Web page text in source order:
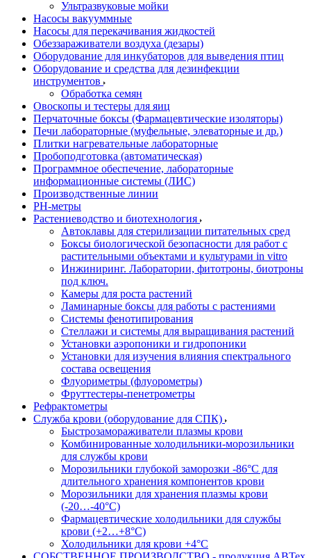
Ультразвуковые мойки
Насосы вакууммные
Насосы для перекачивания жидкостей
Обеззараживатели воздуха (дезары)
Оборудование для инкубаторов для выведения птиц
Оборудование и средства для дезинфекции
инструментов
Обработка семян
Овоскопы и тестеры для яиц
Перчаточные боксы (Фармацевтические изоляторы)
Печи лабораторные (муфельные, элеваторные и др.)
Плитки нагревательные лабораторные
Пробоподготовка (автоматическая)
Программное обеспечение, лабораторные
информационные системы (ЛИС)
Производственные линии
РH-метры
Растениеводство и биотехнология
Автоклавы для стерилизации питательных сред
Боксы биологической безопасности для работ с
растительными объектами и культурами in vitro
Инжиниринг. Лаборатории, фитотроны, биотроны
под ключ.
Камеры для роста растений
Ламинарные боксы для работы с растениями
Системы фенотипирования
Стеллажи и системы для выращивания растений
Установки аэропоники и гидропоники
Установки для изучения влияния спектрального
состава освещения
Флуориметры (флуорометры)
Фруттестеры-пенетрометры
Рефрактометры
Служба крови (оборудование для СПК)
Быстрозамораживатели плазмы крови
Комбинированные холодильники-морозильники
для службы крови
Морозильники глубокой заморозки -86°С для
длительного хранения компонентов крови
Морозильники для хранения плазмы крови
(-20…-40°С)
Фармацевтические холодильники для службы
крови (+2…+8°С)
Холодильники для крови +4°С